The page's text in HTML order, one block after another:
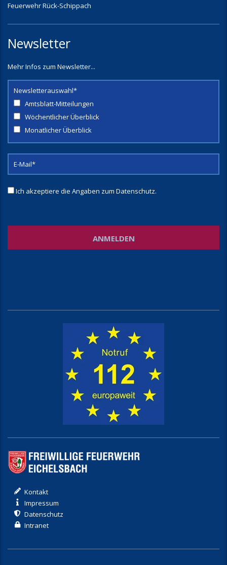
Feuerwehr Rück-Schippach
Newsletter
Mehr Infos zum Newsletter...
Newsletterauswahl*
Amtsblatt-Mitteilungen
Wöchentlicher Überblick
Monatlicher Überblick
Ich akzeptiere die Angaben zum Datenschutz.
Kontakt
Impressum
Datenschutz
Intranet